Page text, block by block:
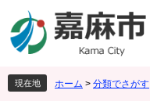
ジ
先
頭
ュ
を
飛
現在地 ホーム > 分類でさがす